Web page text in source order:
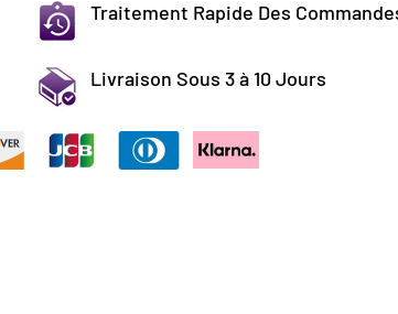
Traitement Rapide Des
Livraison Sous 3 à 10 Jours